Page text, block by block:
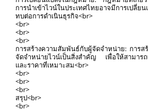
การนำเข้าไวน์ในประเทศไทยอาจมีการเปลี่
ทบต่อการดำเนินธุรกิจ<br>
<br>
<br>
<br>
การสร้างความสัมพันธ์กับผู้จัดจำหน่าย: การ
จัดจำหน่ายไวน์เป็นสิ่งสำคัญ เพื่อให้สามาร
และราคาที่เหมาะสม<br>
<br>
<br>
<br>
สรุป<br>
<br>